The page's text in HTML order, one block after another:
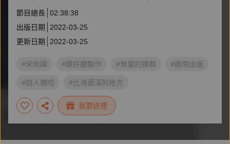
節目總長 02:38:38
出版日期
2022-03-25
更新日期
2022-03-25
#宋尚緯 #鏡好聽製作 #無蜜的蜂群 #啟明出版
#詩人親唸 #比海還深的地方
我要送禮